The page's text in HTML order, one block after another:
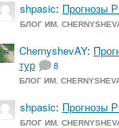
shpasic: Прогнозы
БЛОГ ИМ.
ChernyshevAY:
тур
8
БЛОГ ИМ.
shpasic: Прогнозы
БЛОГ ИМ.